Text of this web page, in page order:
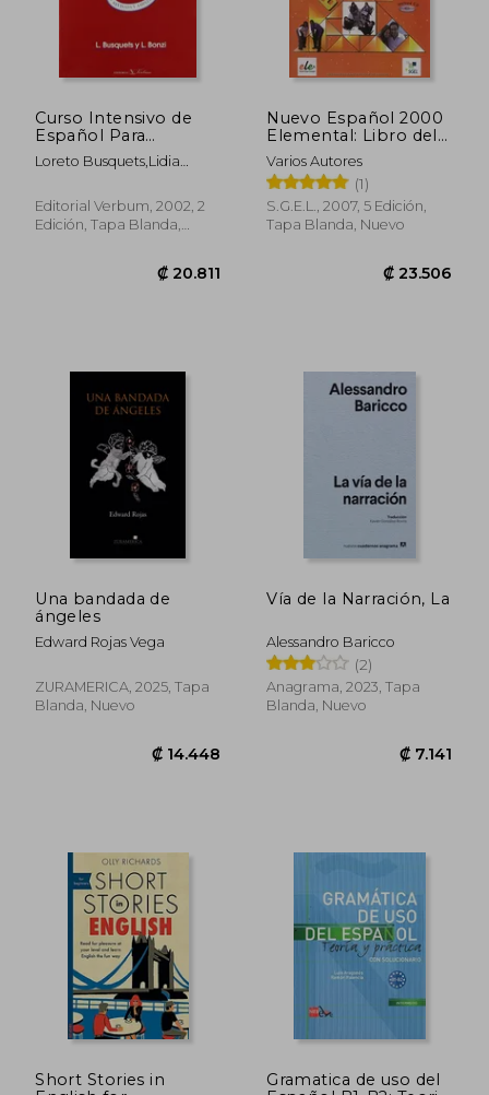
Curso Intensivo de
Español Para
Extranjeros
(Cervantes)
Loreto Busquets,Lidia
Editorial Verbum, 2002, 2
Edición, Tapa Blanda,
Nuevo Español 2000
Elemental: Libro del
Alumno (Contiene cd)
Varios Autores
(1)
S.G.E.L., 2007, 5 Edición,
Tapa Blanda, Nuevo
Una bandada de
ángeles
Edward Rojas Vega
ZURAMERICA, 2025, Tapa
Blanda, Nuevo
Vía de la Narración, La
Alessandro Baricco
(2)
Anagrama, 2023, Tapa
Blanda, Nuevo
Short Stories in
Gramatica de uso del